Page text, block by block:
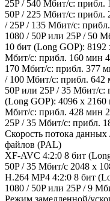
25P / 540 Мбит/с: прибл.
50P / 225 Мбит/с: прибл.
/ 25P / 135 Мбит/с:
1080 / 50P или 25P / 50
10 бит (Long GOP):
Мбит/с: прибл. 160 мин
170 Мбит/с: прибл. 377
/ 100 Мбит/с: прибл. 642
50P или 25P / 35 Мбит/
(Long GOP): 4096 x 2160
Мбит/с: прибл. 428 мин
25P / 35 Мбит/с: прибл.
Скорость потока данных
файлов (PAL)
XF-AVC 4:2:0 8 бит
50P / 35 Мбит/с 2048 x
H.264 MP4 4:2:0 8 бит
1080 / 50P или 25P / 9